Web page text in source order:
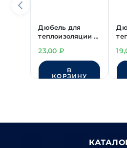
Дюбель для
теплоизоляции с
10Lх180 мм
"TECH-KREP" IZL-
T
23,00 ₽
В
КОРЗИНУ
T